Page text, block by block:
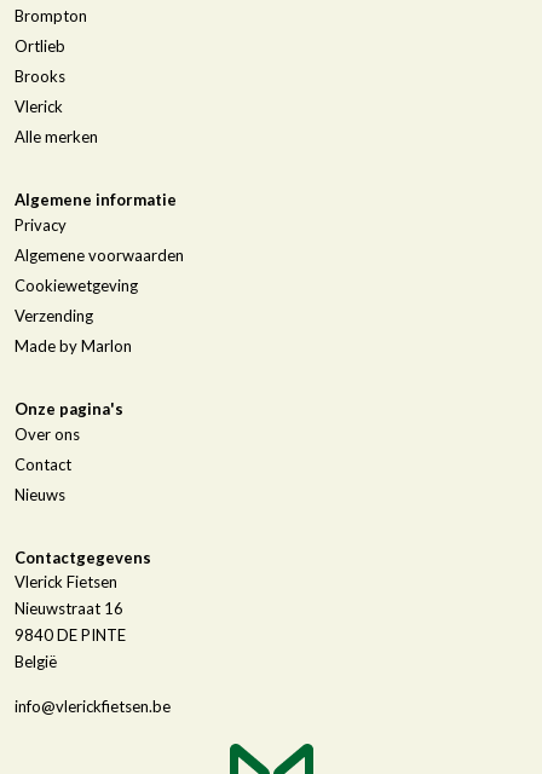
Brompton
Ortlieb
Brooks
Vlerick
Alle merken
Algemene informatie
Privacy
Algemene voorwaarden
Cookiewetgeving
Verzending
Made by Marlon
Onze pagina's
Over ons
Contact
Nieuws
Contactgegevens
Vlerick Fietsen
Nieuwstraat 16
9840DE PINTE
België
info@vlerickfietsen.be